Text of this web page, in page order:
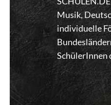
Musik,
individuelle
SchülerInnen